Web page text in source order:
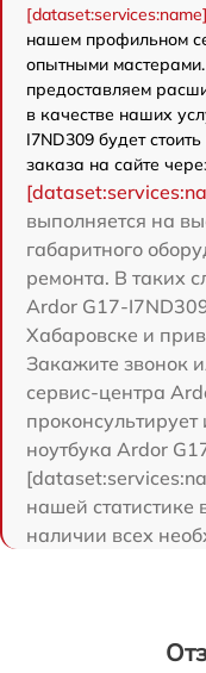
нашем профильном
опытными
предоставляем
в качестве наших
I7ND309 будет
заказа на сайте
выполняется на
габаритного
ремонта. В таких
Ardor G17-
Хабаровске и
Закажите звонок
сервис-центра
проконсультирует
ноутбука Ardor
нашей статистике
наличии всех